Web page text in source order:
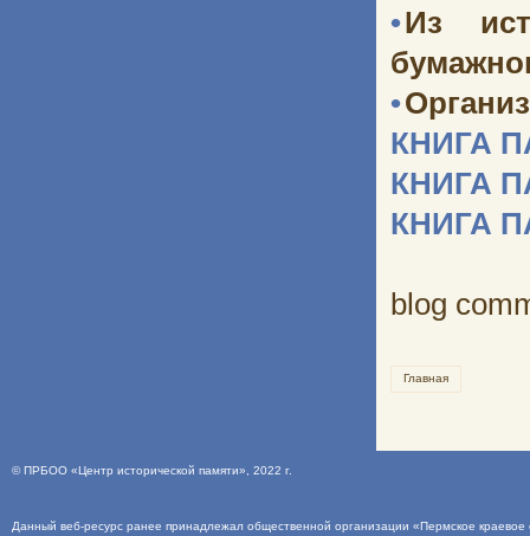
•Из
•
КНИГА
КНИГА
КНИГА
blog
Главная
©ПРБОО «Центр исторической памяти» , 2022 г.
Данный веб-ресурс ранее принадлежал общественной организации «Пермское